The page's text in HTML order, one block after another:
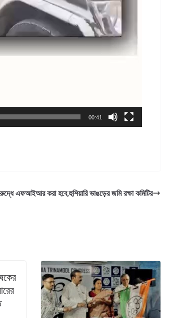
00:41
এফআইআর করা হবে,হুশিয়ারি ভাঙড়ের জমি রক্ষা কমিটির